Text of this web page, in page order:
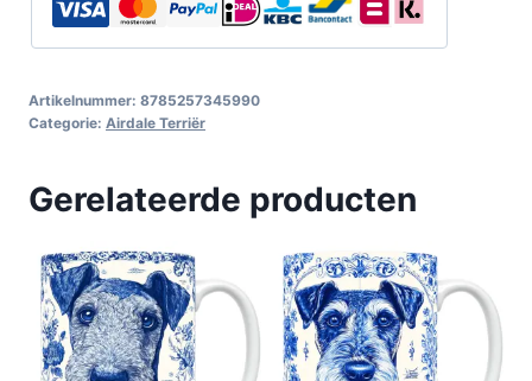
Artikelnummer: 8785257345990
Categorie: Airdale Terriër
Gerelateerde producten